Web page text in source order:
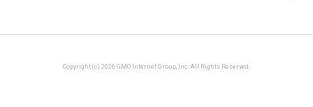
Copyright (c) 2026 GMO Internet Group, Inc. All Rights Reserved.